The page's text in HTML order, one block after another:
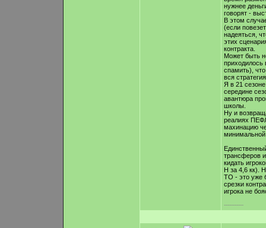
нужнее
говорят -
В этом
(если
надеяться,
этих
контракта.
Может быть
приходилось
спамить),
вся
Я в 21
середине
авантюра
школы.
Ну и
реалиях
махинацию
минимальной
трансферов
кидать
Н за 4,6 кк).
ТО - это уже
срезки
игрока не
-----------